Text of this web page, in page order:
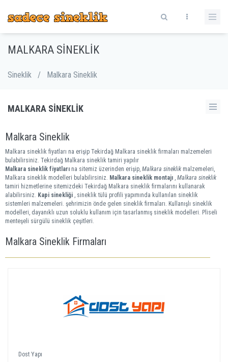
MALKARA SINEKLIK
Sineklik / Malkara Sineklik
MALKARA SINEKLIK
Malkara Sineklik
Malkara sineklik fiyatları na erişip Tekirdağ Malkara sineklik firmaları malzemeleri
bulabilirsiniz. Tekirdağ Malkara sineklik tamiri yapılır
Malkara sineklik fiyatları na sitemiz üzerinden erişip, Malkara sineklik malzemeleri,
Malkara sineklik modelleri bulabilirsiniz. Malkara sineklik montajı , Malkara sineklik
tamiri hizmetlerine sitemizdeki Tekirdağ Malkara sineklik firmalarını kullanarak
alabilirsiniz. Kapi sinekliği , sineklik tülü profili yapımında kullanılan sineklik
sistemleri malzemeleri. şehrimizin önde gelen sineklik firmaları. Kullanışlı sineklik
modelleri, dayanıklı uzun soluklu kullanım için tasarlanmış sineklik modelleri. Pliseli
menteşeli sürgülü sineklik çeşitleri.
Malkara Sineklik Firmaları
Dost Yapı